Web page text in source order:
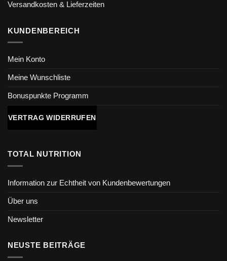
Versandkosten & Lieferzeiten
KUNDENBEREICH
Mein Konto
Meine Wunschliste
Bonuspunkte Programm
VERTRAG WIDERRUFEN
TOTAL NUTRITION
Information zur Echtheit von Kundenbewertungen
Über uns
Newsletter
NEUSTE BEITRÄGE